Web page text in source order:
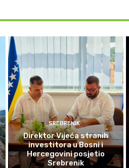
SREBRENIK
Direktor Vijeća stranih
investitora u Bosni i
Hercegovini posjetio
Srebrenik